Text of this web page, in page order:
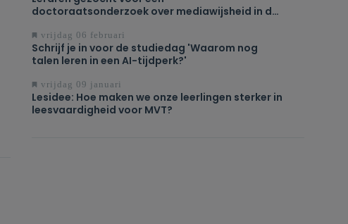
doctoraatsonderzoek over mediawijsheid in de
vrijdag 06 februari
Schrijf je in voor de studiedag 'Waarom nog
talen leren in een AI-tijdperk?'
vrijdag 09 januari
Lesidee: Hoe maken we onze leerlingen sterker in
leesvaardigheid voor MVT?